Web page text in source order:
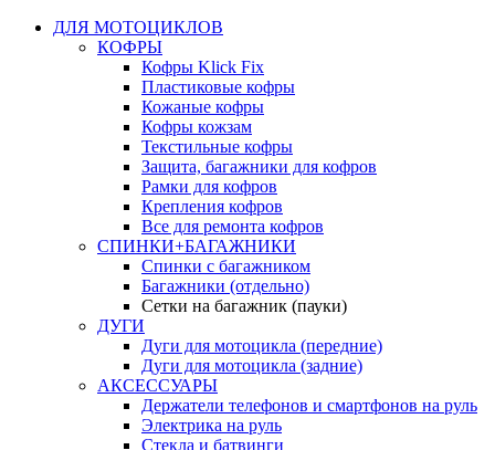
ДЛЯ МОТОЦИКЛОВ
КОФРЫ
Кофры Klick Fix
Пластиковые кофры
Кожаные кофры
Кофры кожзам
Текстильные кофры
Защита, багажники для кофров
Рамки для кофров
Крепления кофров
Все для ремонта кофров
СПИНКИ+БАГАЖНИКИ
Спинки с багажником
Багажники (отдельно)
Сетки на багажник (пауки)
ДУГИ
Дуги для мотоцикла (передние)
Дуги для мотоцикла (задние)
АКСЕССУАРЫ
Держатели телефонов и смартфонов на руль
Электрика на руль
Стекла и батвинги